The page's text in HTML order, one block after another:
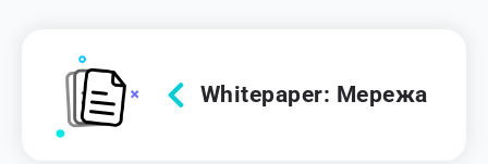
Whitepaper: Мережа